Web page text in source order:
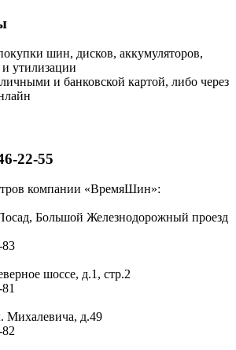
и банковской картой, либо через
22-55
компании «ВремяШин»:
Большой Железнодорожный проезд
83
шоссе, д.1, стр.2
Михалевича, д.49
82